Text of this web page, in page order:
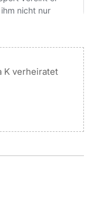
K verheiratet